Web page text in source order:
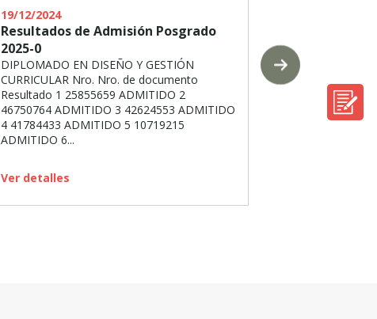
19/12/2024
Resultados de Admisión Posgrado
2025-0
DIPLOMADO EN DISEÑO Y GESTIÓN
CURRICULAR Nro. Nro. de documento
Resultado 1 25855659 ADMITIDO 2
46750764 ADMITIDO 3 42624553 ADMITIDO
4 41784433 ADMITIDO 5 10719215
ADMITIDO 6...
Ver detalles
La Escuela de
Antonio Ruiz de
Farma (Perú)
Financiamiento en